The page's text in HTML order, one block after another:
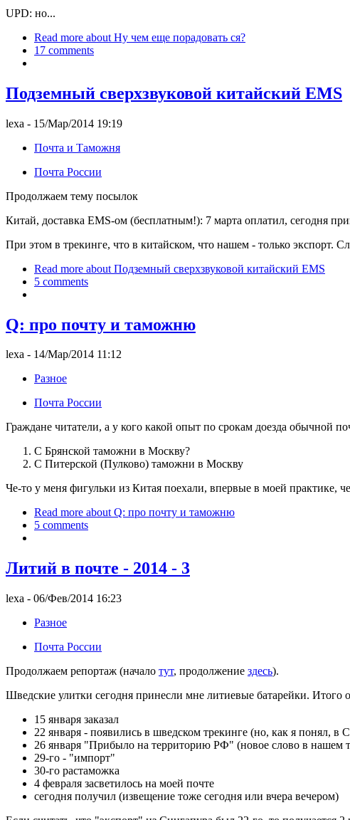
UPD: но...
Read more about Ну чем еще порадовать ся?
17 comments
Подземный сверхзвуковой китайский EMS
lexa - 15/Мар/2014 19:19
Почта и Таможня
Почта России
Продолжаем тему посылок
Китай, доставка EMS-ом (бесплатным!): 7 марта оплатил, сегодня
При этом в трекинге, что в китайском, что нашем - только экспорт.
Read more about Подземный сверхзвуковой китайский EMS
5 comments
Q: про почту и таможню
lexa - 14/Мар/2014 11:12
Разное
Почта России
Граждане читатели, а у кого какой опыт по срокам доезда обычной
С Брянской таможни в Москву?
С Питерской (Пулково) таможни в Москву
Че-то у меня фигульки из Китая поехали, впервые в моей практике,
Read more about Q: про почту и таможню
5 comments
Литий в почте - 2014 - 3
lexa - 06/Фев/2014 16:23
Разное
Почта России
Продолжаем репортаж (начало тут, продолжение здесь).
Шведские улитки сегодня принесли мне литиевые батарейки. Итого
15 января заказал
22 января - появились в шведском трекинге (но, как я понял, в
26 января "Прибыло на территорию РФ" (новое слово в нашем
29-го - "импорт"
30-го растаможка
4 февраля засветилось на моей почте
сегодня получил (извещение тоже сегодня или вчера вечером)